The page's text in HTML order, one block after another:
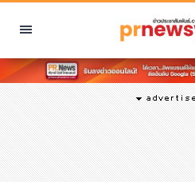
หมวดหมู่
พีอาร์ นิวส์ไวร์
สินค้า, บริการ
โปรโมชั่น
งานอีเว้นท์